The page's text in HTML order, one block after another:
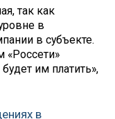
так как
в
в субъекте.
им платить»,
в